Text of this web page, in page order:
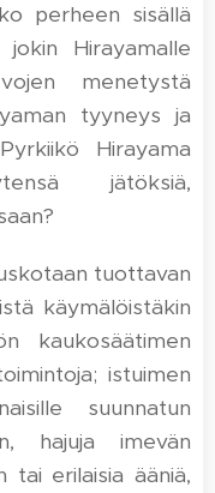
perheen sisällä
Hirayamalle
menetystä
tyyneys ja
Hirayama
jätöksiä,
tuottavan
käymälöistäkin
kaukosäätimen
istuimen
suunnatun
hajuja imevän
tai erilaisia ääniä,